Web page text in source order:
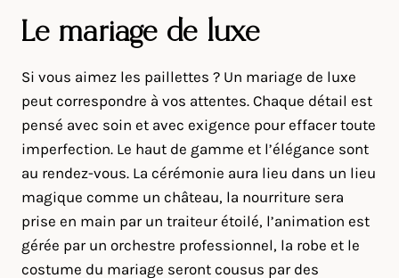
Le mariage de luxe
Si vous aimez les paillettes ? Un mariage de luxe
peut correspondre à vos attentes. Chaque détail est
pensé avec soin et avec exigence pour effacer toute
imperfection. Le haut de gamme et l’élégance sont
au rendez-vous. La cérémonie aura lieu dans un lieu
magique comme un château, la nourriture sera
prise en main par un traiteur étoilé, l’animation est
gérée par un orchestre professionnel, la robe et le
costume du mariage seront cousus par des